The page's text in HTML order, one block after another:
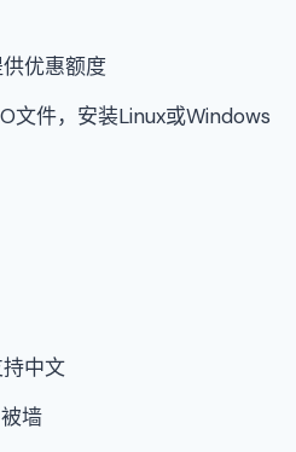
优惠额度
文件，安装Linux或Windows
中文
墙